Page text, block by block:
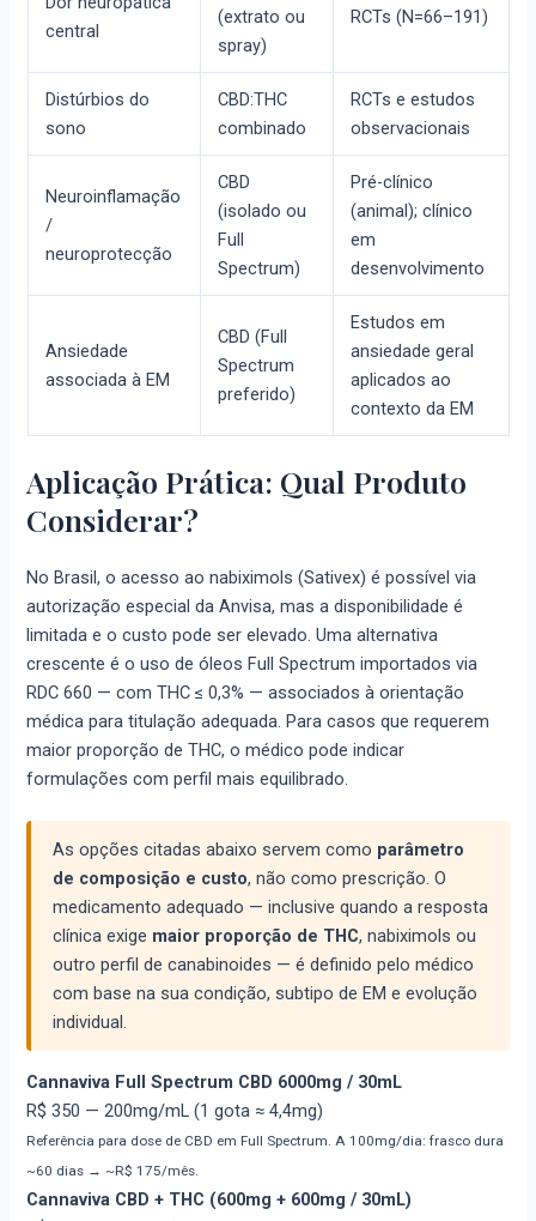
central
(extrato ou
spray)
RCTs (N=66–191)
Distúrbios do
sono
CBD:THC
combinado
RCTs e estudos
observacionais
Neuroinflamação
/
neuroprotecção
CBD
(isolado ou
Full
Spectrum)
Pré-clínico
(animal); clínico
em
desenvolvimento
Ansiedade
associada à EM
CBD (Full
Spectrum
preferido)
Estudos em
ansiedade geral
aplicados ao
contexto da EM
Aplicação Prática: Qual Produto
Considerar?
No Brasil, o acesso ao nabiximols (Sativex) é possível via
autorização especial da Anvisa, mas a disponibilidade é
limitada e o custo pode ser elevado. Uma alternativa
crescente é o uso de óleos Full Spectrum importados via
RDC 660 — com THC ≤ 0,3% — associados à orientação
médica para titulação adequada. Para casos que requerem
maior proporção de THC, o médico pode indicar
formulações com perfil mais equilibrado.
As opções citadas abaixo servem como parâmetro
de composição e custo, não como prescrição. O
medicamento adequado — inclusive quando a resposta
clínica exige maior proporção de THC, nabiximols ou
outro perfil de canabinoides — é definido pelo médico
com base na sua condição, subtipo de EM e evolução
individual.
Cannaviva Full Spectrum CBD 6000mg / 30mL
R$ 350 — 200mg/mL (1 gota ≈ 4,4mg)
Referência para dose de CBD em Full Spectrum. A 100mg/dia: frasco dura
~60 dias → ~R$ 175/mês.
Cannaviva CBD + THC (600mg + 600mg / 30mL)